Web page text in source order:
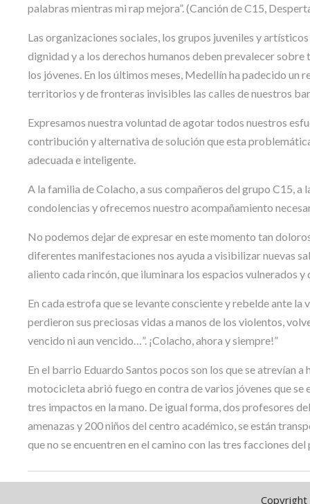
palabras mientras mi rap mejora”. (Canción de C15,
Las organizaciones sociales, los grupos juveniles y
dignidad y a los derechos humanos deben prevalecer
los jóvenes. En los últimos meses, Medellín ha padecido
territorios y de fronteras invisibles las calles de nuestros
Expresamos nuestra voluntad de agotar todos nuestros
contribución y alternativa de solución que esta
adecuada e inteligente.
A la familia de Colacho, a sus compañeros del grupo C15,
condolencias y ofrecemos nuestro acompañamiento
No podemos dejar de expresar en este momento tan
diferentes manifestaciones nos ayuda a visibilizar nuevas
aliento cada rincón, que iluminara los espacios vulnerados y
En cada estrofa que se levante consciente y rebelde ante
perdieron sus preciosas vidas a manos de los violentos,
vencido ni aun vencido…”. ¡Colacho, ahora y siempre!”
En el barrio Eduardo Santos pocos son los que se atrevían
motocicleta abrió fuego en contra de varios jóvenes que se
tres impactos en la mano. De igual forma, dos profesores
amenazas y 200 niños del centro académico, se están
que no se encuentren en el camino con las tres facciones
Copyright